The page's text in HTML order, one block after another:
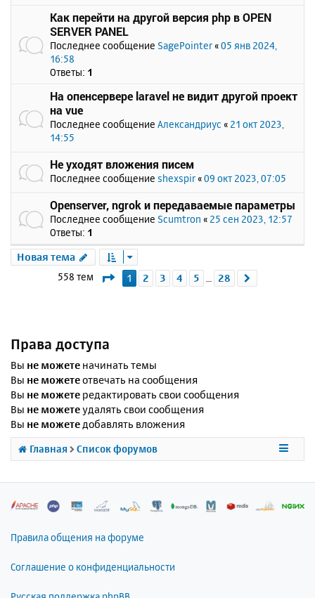
Как перейти на другой версия php в OPEN
SERVER PANEL
Последнее сообщение SagePointer «05 янв 2024,
16:58
Ответы: 1
На опенсервере laravel не видит другой проект
на vue
Последнее сообщение Александриус « 21 окт 2023,
14:55
Не уходят вложения писем
Последнее сообщение shexspir «09 окт 2023, 07:05
Openserver, ngrok и передаваемые параметры
Последнее сообщение Scumtron « 25 сен 2023, 12:57
Ответы: 1
Новая тема
558 тем Страница1 из 28
1 2 3 4 5 28
Права доступа
Вы не можете начинать темы
Вы не можетеотвечать на сообщения
Вы не можете редактировать свои сообщения
Вы не можетеудалять свои сообщения
Вы не можетедобавлять вложения
Главная Список форумов
Правила общения на форуме
Соглашение о конфиденциальности